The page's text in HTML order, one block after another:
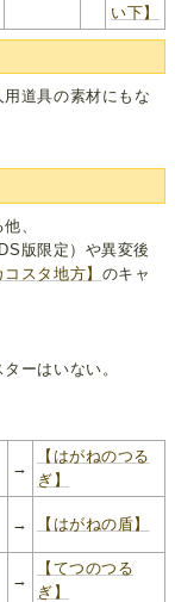
い下】
道具の素材にもな
、
版限定）や異変後
コスタ地方】 のキャ
ーはいない。
→
【はがねのつる
ぎ】
→ 【はがねの盾】
→
【てつのつる
ぎ】